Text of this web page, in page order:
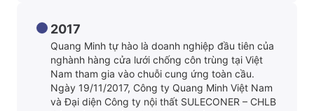
2017
Quang Minh tự hào là doanh nghiệp đầu tiên của
nghành hàng cửa lưới chống côn trùng tại Việt
Nam tham gia vào chuỗi cung ứng toàn cầu.
Ngày 19/11/2017, Công ty Quang Minh Việt Nam
và Đại diện Công ty nội thất SULECONER – CHLB